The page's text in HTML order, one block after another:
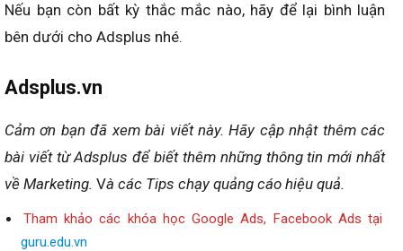
Nếu bạn còn bất kỳ thắc mắc nào, hãy để lại bình luận
bên dưới cho Adsplus nhé.
Adsplus.vn
Cảm ơn bạn đã xem bài viết này. Hãy cập nhật thêm các
bài viết từ Adsplus để biết thêm những thông tin mới nhất
về Marketing. Và các Tips chạy quảng cáo hiệu quả.
Tham khảo các khóa học Google Ads, Facebook Ads tại
guru.edu.vn